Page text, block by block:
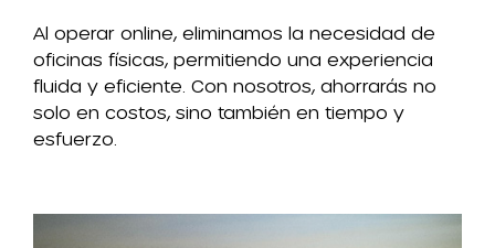
Al operar online, eliminamos la necesidad de
oficinas físicas, permitiendo una experiencia
fluida y eficiente. Con nosotros, ahorrarás no
solo en costos, sino también en tiempo y
esfuerzo.